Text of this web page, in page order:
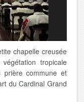
chapelle creusée
tropicale
prière commune et
du Cardinal Grand